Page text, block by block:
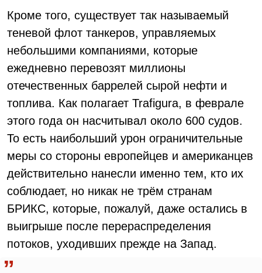
Кроме того, существует так называемый
теневой флот танкеров, управляемых
небольшими компаниями, которые
ежедневно перевозят миллионы
отечественных баррелей сырой нефти и
топлива. Как полагает Trafigura, в феврале
этого года он насчитывал около 600 судов.
То есть наибольший урон ограничительные
меры со стороны европейцев и американцев
действительно нанесли именно тем, кто их
соблюдает, но никак не трём странам
БРИКС, которые, пожалуй, даже остались в
выигрыше после перераспределения
потоков, уходивших прежде на Запад.